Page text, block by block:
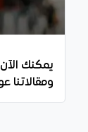
يمكنك الآن
ومقالاتنا